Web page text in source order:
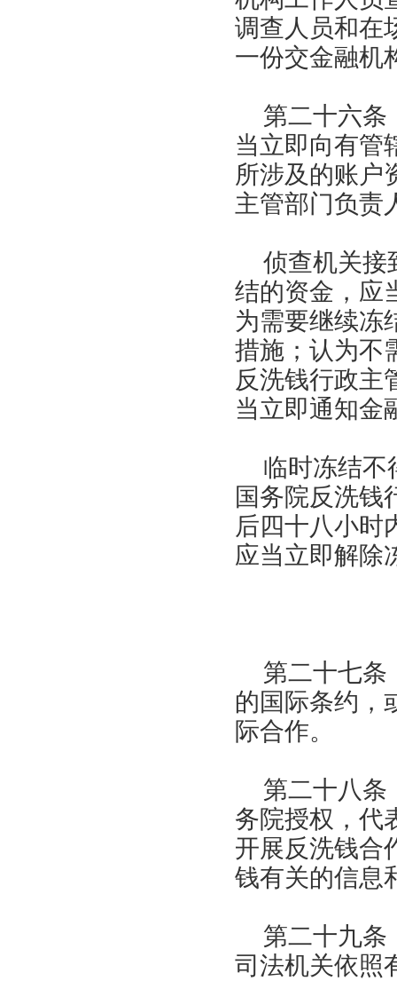
调查人员和在
一份交金融机
第二十六
当立即向有管
所涉及的账户
主管部门负责
侦查机关接
结的资金，应
为需要继续冻
措施；认为不
反洗钱行政主
当立即通知金
临时冻结不
国务院反洗钱
后四十八小时
应当立即解除
第二十七
的国际条约，
际合作。
第二十八
务院授权，代
开展反洗钱合
钱有关的信息
第二十九
司法机关依照